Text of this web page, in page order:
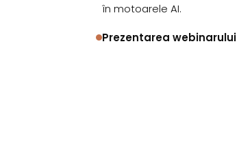
în motoarele AI.
Prezentarea webinarului